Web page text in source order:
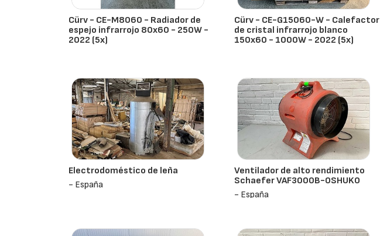
Cürv - CE-M8060 - Radiador de
espejo infrarrojo 80x60 - 250W -
2022 (5x)
Cürv - CE-G15060-W - Calefactor
de cristal infrarrojo blanco
150x60 - 1000W - 2022 (5x)
Electrodoméstico de leña
- España
Ventilador de alto rendimiento
Schaefer VAF3000B-OSHUKO
- España